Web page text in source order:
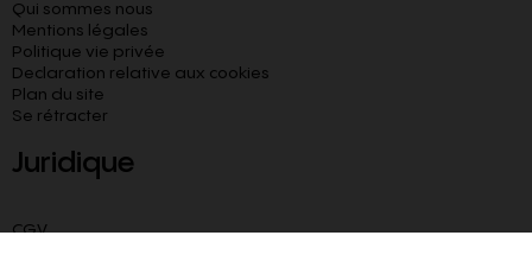
Qui sommes nous
Mentions légales
Politique vie privée
Declaration relative aux cookies​
Plan du site
Se rétracter
Juridique
CGV